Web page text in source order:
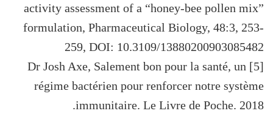
activity assessment of a “honey-bee pollen mix”
formulation, Pharmaceutical Biology, 48:3, 253-
259, DOI: 10.3109/13880200903085482
[5] Dr Josh Axe, Salement bon pour la santé, un
régime bactérien pour renforcer notre système
immunitaire. Le Livre de Poche. 2018.